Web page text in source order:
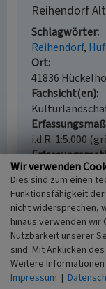
Reihendorf
Schlagwörter
Reihendorf
Ort
41836
Fachsicht(en)
i.d.R. 1:5.000
kartierung,
Historischer
Beginn 1455
Empfohlene
Wir verwenden
Dies sind zum einen
Funktionsfähigkeit
nicht widersprechen,
hinaus verwenden wir
Nutzbarkeit unserer
sind. Mit Anklicken
Weitere
Impressum |